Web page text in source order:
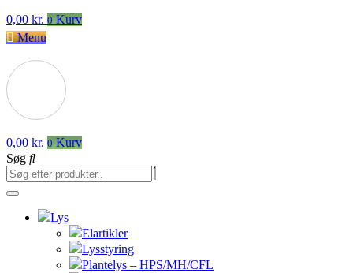
0,00 kr. 0 Kurv
Menu
0,00 kr. 0 Kurv
Søg
Lys
Elartikler
Lysstyring
Plantelys – HPS/MH/CFL